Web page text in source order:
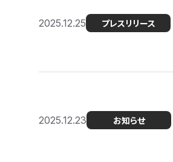
2025.12.25 プレスリリース
2025.12.23 お知らせ